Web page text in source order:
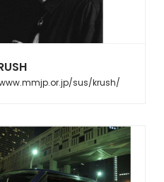
sus/krush/